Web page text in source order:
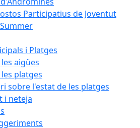
Participatius de Joventut
i Platges
aigües
platges
sobre l'estat de les platges
i neteja